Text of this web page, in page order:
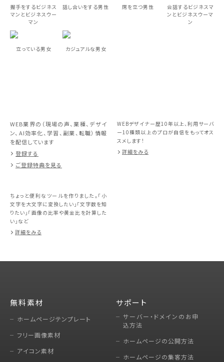
握手をするビジネス
マンとビジネスウー
マン
話し合いをする男性 席を立つ男性
会話するビジネスマ
ンとビジネスウーマ
ン
立っている男女 カジュアルな男女
WEB業界の（現場の声、業種、デザイ
ン、AI効率化、学習、副業、転職）情報
を配信しています
登録する
ご登録特典を見る
WEBデザイナー歴10年以上、利用サーバ
ー10種類以上のプロが自信をもってオス
スメします！
詳細をみる
ちょっと便利なツールを作りました。「小
文字を大文字に変換したい」「文字数を知
りたい」「画像の比率や黄金比を計算した
い」など
詳細をみる
無料素材
ホームページテンプレート
フリー画像素材
アイコン素材
サポート
サーバー・ドメインのお申
込方法
ホームページの公開方法
ホームページの集客方法